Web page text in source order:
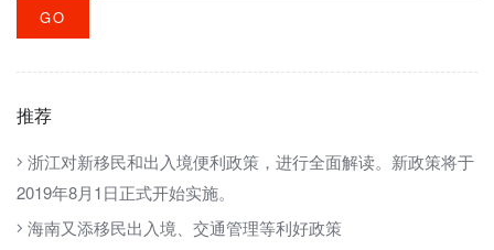
GO
推荐
浙江对新移民和出入境便利政策，进行全面解读。新政策将于
2019年8月1日正式开始实施。
海南又添移民出入境、交通管理等利好政策